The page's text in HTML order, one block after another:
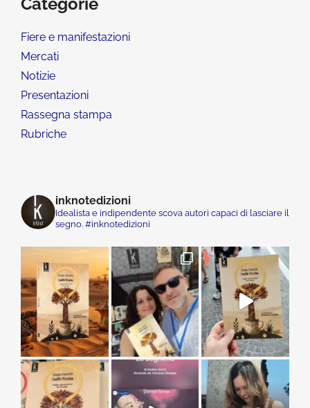
Categorie
Fiere e manifestazioni
Mercati
Notizie
Presentazioni
Rassegna stampa
Rubriche
inknotedizioni
Idealista e indipendente scova autori capaci di lasciare il
segno. #inknotedizioni